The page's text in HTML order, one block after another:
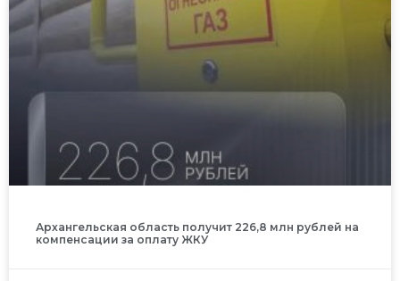
Архангельская область получит 226,8 млн рублей на
компенсации за оплату ЖКУ